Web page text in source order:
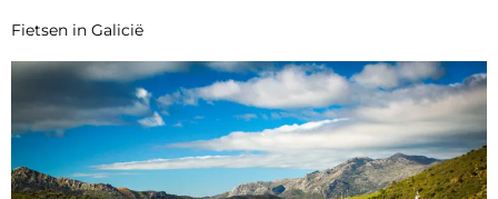
Fietsen in Galicië